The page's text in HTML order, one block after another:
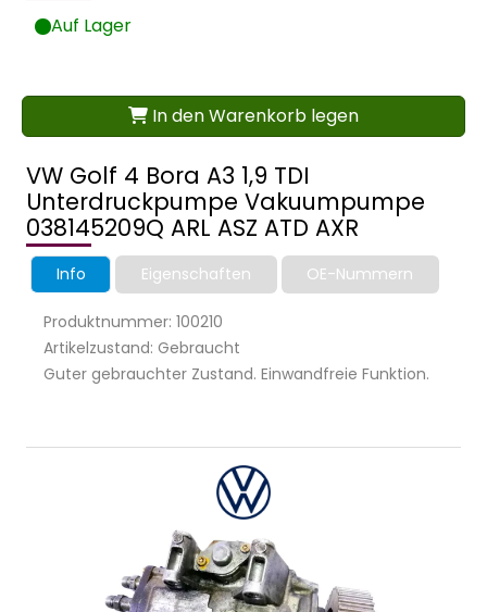
VW Golf 4 Bora A3 1,9 TDI
Unterdruckpumpe Vakuumpumpe
038145209Q ARL ASZ ATD AXR
Info Eigenschaften OE-Nummern
Produktnummer: 100210
Artikelzustand: Gebraucht
Guter gebrauchter Zustand. Einwandfreie Funktion.
Auf Lager
In den Warenkorb legen